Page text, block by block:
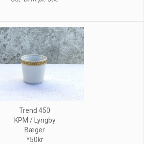
Trend 450
KPM / Lyngby
Bæger
*50kr